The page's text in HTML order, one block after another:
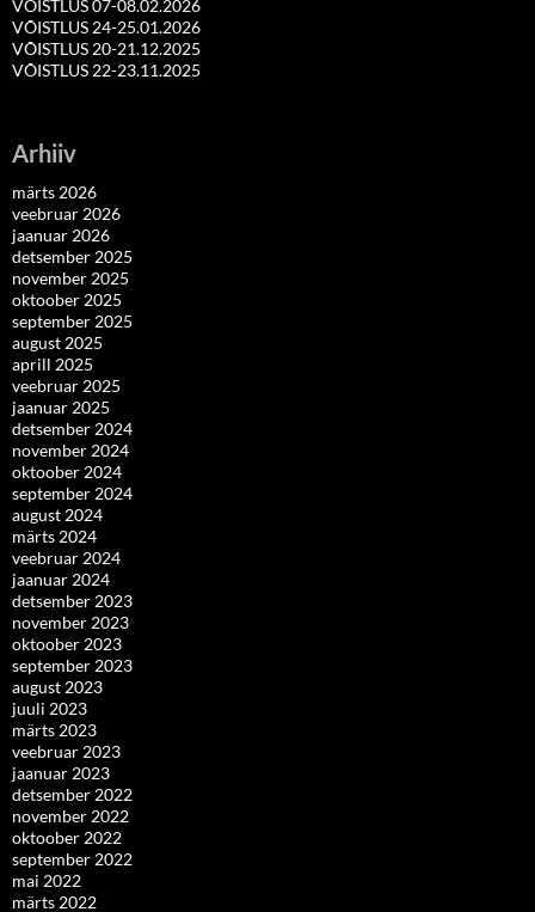
VÕISTLUS 07-08.02.2026
VÕISTLUS 24-25.01.2026
VÕISTLUS 20-21.12.2025
VÕISTLUS 22-23.11.2025
Arhiiv
märts 2026
veebruar 2026
jaanuar 2026
detsember 2025
november 2025
oktoober 2025
september 2025
august 2025
aprill 2025
veebruar 2025
jaanuar 2025
detsember 2024
november 2024
oktoober 2024
september 2024
august 2024
märts 2024
veebruar 2024
jaanuar 2024
detsember 2023
november 2023
oktoober 2023
september 2023
august 2023
juuli 2023
märts 2023
veebruar 2023
jaanuar 2023
detsember 2022
november 2022
oktoober 2022
september 2022
mai 2022
märts 2022